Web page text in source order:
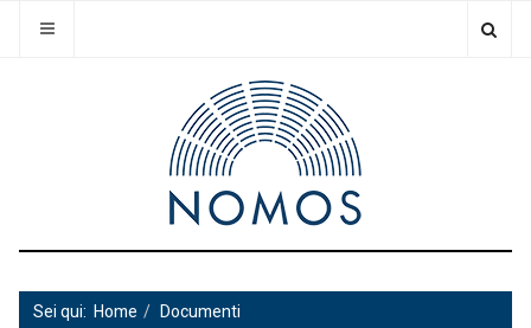
Sei qui: Home Documenti